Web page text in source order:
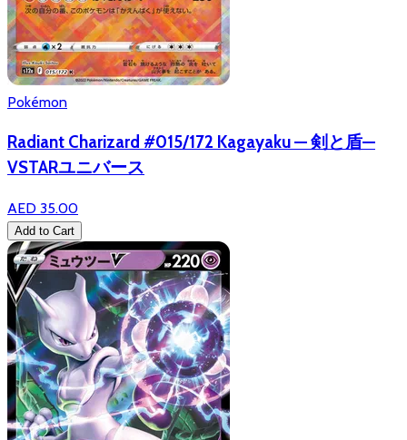
Pokémon
Radiant Charizard #015/172 Kagayaku — 剣と盾—
VSTARユニバース
AED 35.00
Add to Cart